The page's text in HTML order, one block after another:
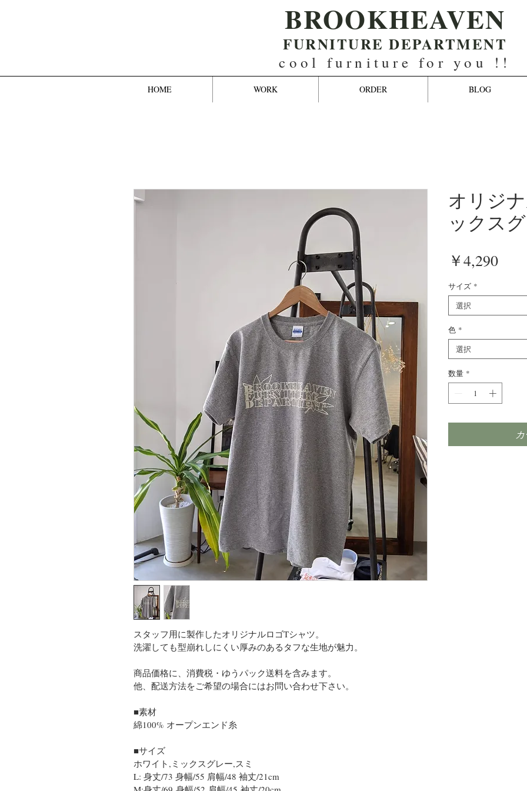
FURNITURE DEPARTMENT
BROOKHEAVEN
cool furniture for you !!
HOME WORK ORDER BLOG
スタッフ用に製作したオリジナルロゴTシャツ。
洗濯しても型崩れしにくい厚みのあるタフな生地が魅力。
商品価格に、消費税・ゆうパック送料を含みます。
他、配送方法をご希望の場合にはお問い合わせ下さい。
■素材
綿100% オープンエンド糸
■サイズ
ホワイト,ミックスグレー,スミ
L: 身丈/73 身幅/55 肩幅/48 袖丈/21cm
オリジ
ックス
￥4,290価
サイズ *
選択
色 *
選択
数量 *